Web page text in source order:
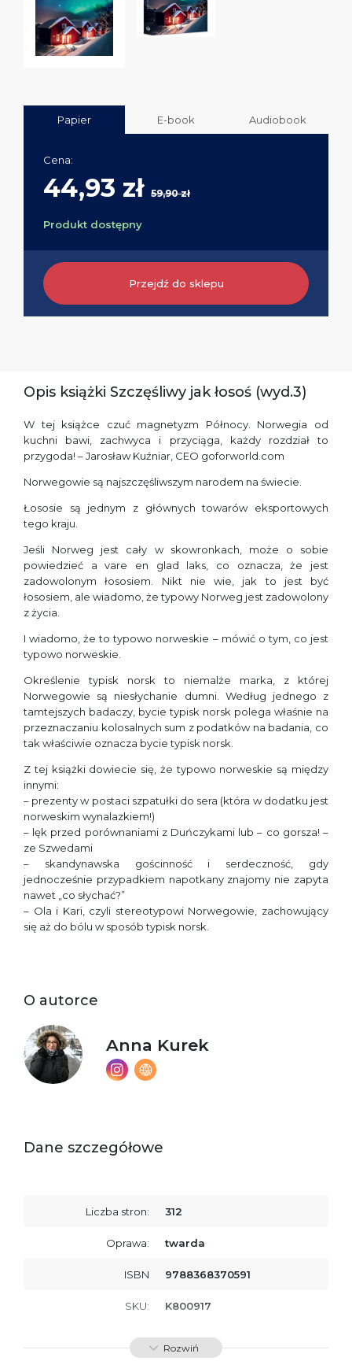
Papier E-book Audiobook
Cena:
44,93 zł 59,90 zł
Produkt dostępny
Przejdź do sklepu
Opis książki Szczęśliwy jak łosoś (wyd.3)
W tej książce czuć magnetyzm Północy. Norwegia od
kuchni bawi, zachwyca i przyciąga, każdy rozdział to
przygoda! – Jarosław Kuźniar, CEO goforworld.com
Norwegowie są najszczęśliwszym narodem na świecie.
Łososie są jednym z głównych towarów eksportowych
tego kraju.
Jeśli Norweg jest cały w skowronkach, może o sobie
powiedzieć a vare en glad laks, co oznacza, że jest
zadowolonym łososiem. Nikt nie wie, jak to jest być
łososiem, ale wiadomo, że typowy Norweg jest zadowolony
z życia.
I wiadomo, że to typowo norweskie – mówić o tym, co jest
typowo norweskie.
Określenie typisk norsk to niemalże marka, z której
Norwegowie są niesłychanie dumni. Według jednego z
tamtejszych badaczy, bycie typisk norsk polega właśnie na
przeznaczaniu kolosalnych sum z podatków na badania, co
tak właściwie oznacza bycie typisk norsk.
Z tej książki dowiecie się, że typowo norweskie są między
innymi:
– prezenty w postaci szpatułki do sera (która w dodatku jest
norweskim wynalazkiem!)
– lęk przed porównaniami z Duńczykami lub – co gorsza! –
ze Szwedami
– skandynawska gościnność i serdeczność, gdy
jednocześnie przypadkiem napotkany znajomy nie zapyta
nawet „co słychać?”
– Ola i Kari, czyli stereotypowi Norwegowie, zachowujący
się aż do bólu w sposób typisk norsk.
O autorce
Anna Kurek
Dane szczegółowe
Liczba stron: 312
Oprawa: twarda
ISBN 9788368370591
SKU: K800917
Rozwiń